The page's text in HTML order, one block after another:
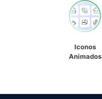
Iconos
Animados